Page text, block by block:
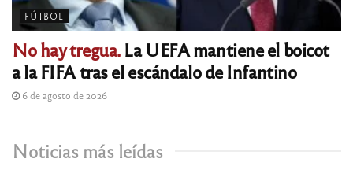
FÚTBOL
No hay tregua.La UEFA mantiene el boicot
a la FIFA tras el escándalo de Infantino
6 de agosto de 2026
Noticias más leídas